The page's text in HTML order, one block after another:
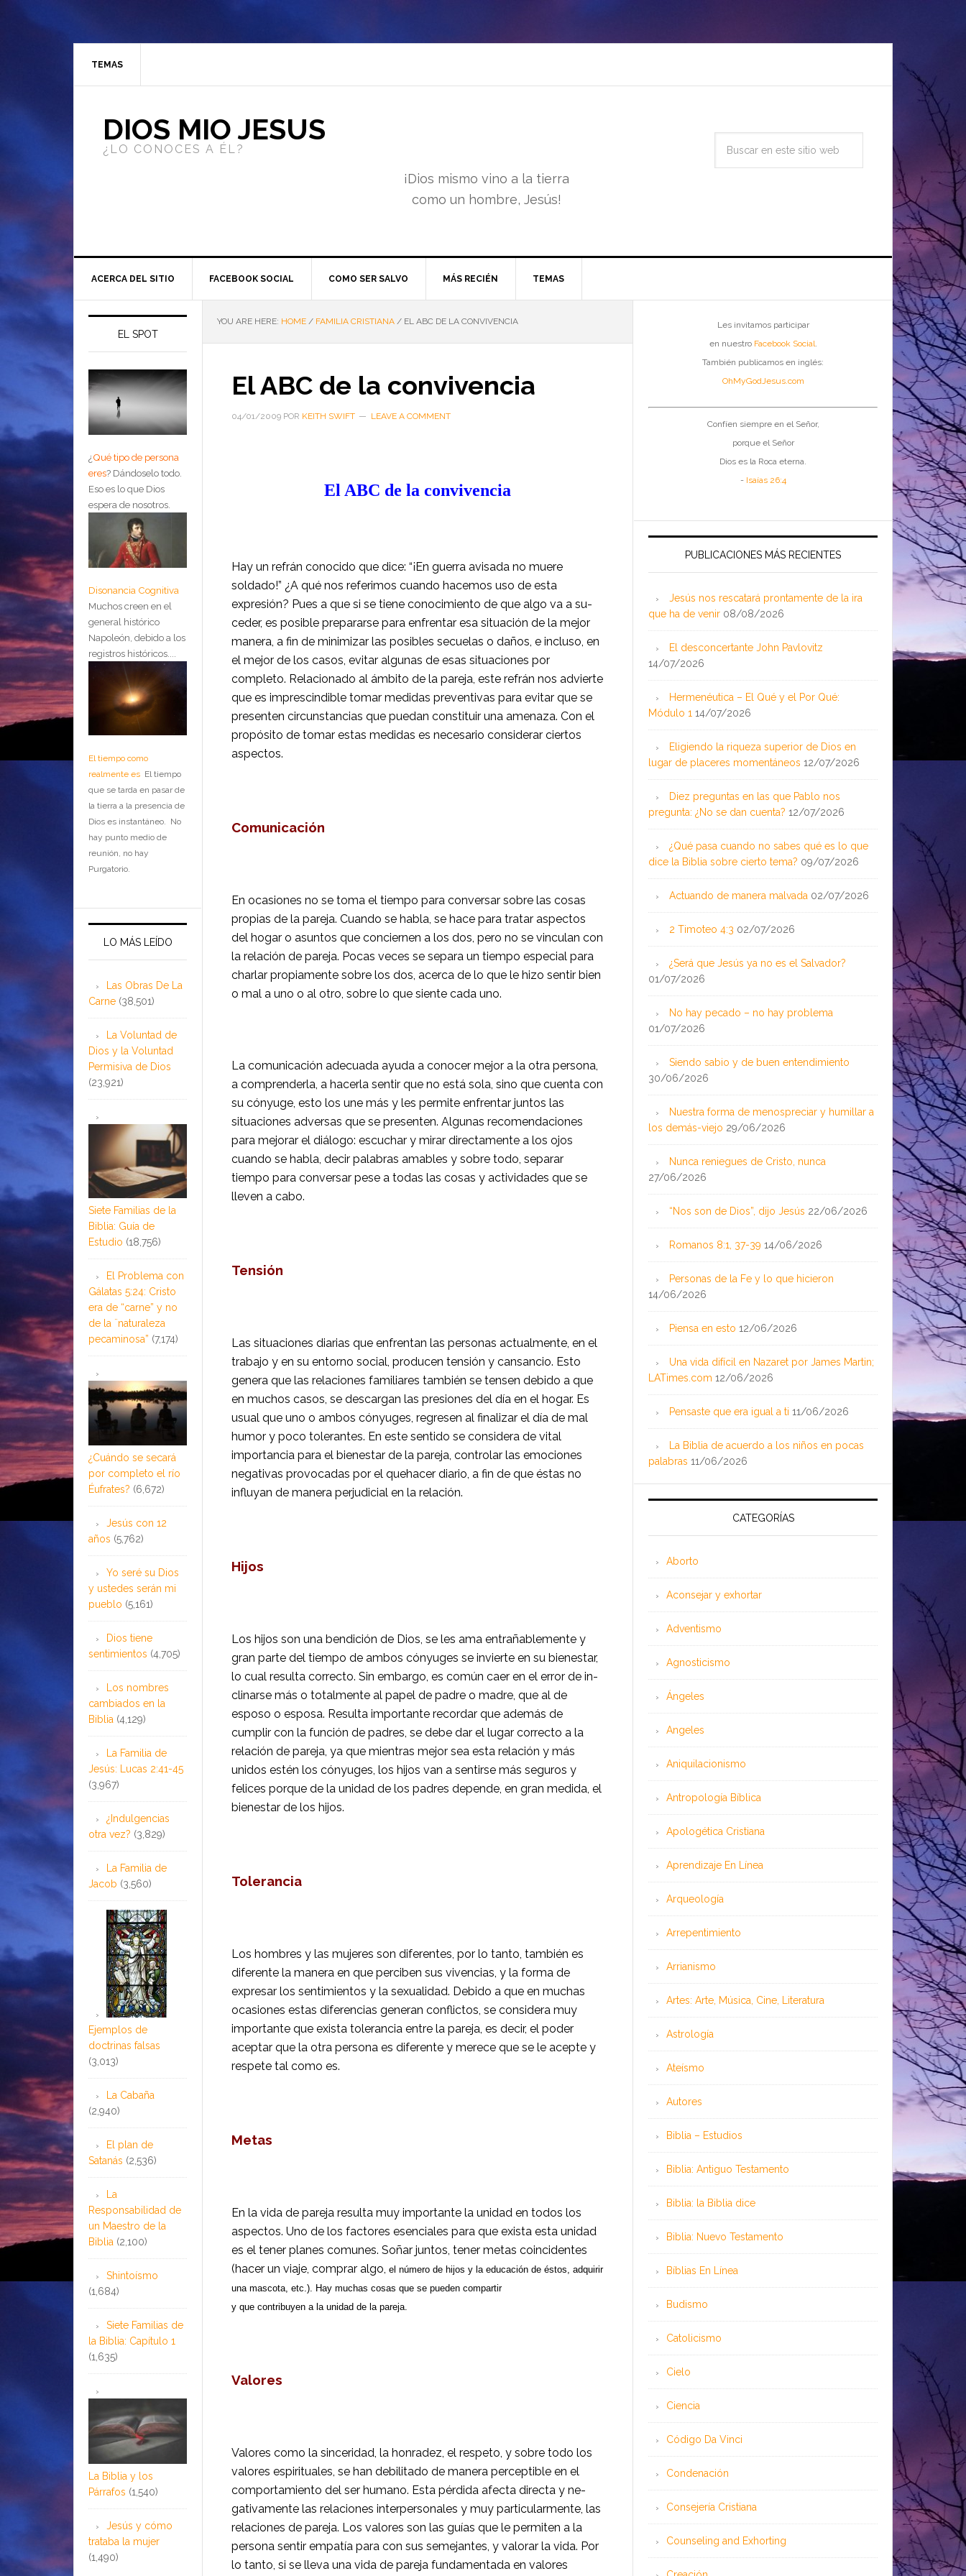
TEMAS
DIOS MIO JESUS
¿LO CONOCES A ÉL?
¡Dios mismo vino a la tierra
como un hombre, Jesús!
ACERCA DEL SITIO FACEBOOK SOCIAL COMO SER SALVO MÁS RECIÉN TEMAS
YOU ARE HERE: HOME / FAMILIA CRISTIANA / EL ABC DE LA CONVIVENCIA
El ABC de la convivencia
04/01/2009 POR KEITH SWIFT LEAVE A COMMENT
El ABC de la convivencia
Hay un refrán conocido que dice: “¡En guerra avisada no muere
soldado!” ¿A qué nos referimos cuando hace­mos uso de esta
expresión? Pues a que si se tiene conocimiento de que algo va a su­
ceder, es posible prepararse para enfrentar esa situación de la mejor
manera, a fin de minimizar las posibles secuelas o daños, e incluso, en
el mejor de los casos, evitar al­gunas de esas situaciones por
completo. Relacionado al ámbito de la pareja, este refrán nos advierte
que es imprescindible tomar medidas preventivas para evitar que se
presenten circunstancias que puedan constituir una amenaza. Con el
propósito de tomar estas medidas es necesario considerar ciertos
aspectos.
Comunicación
En ocasiones no se toma el tiempo para conversar sobre las cosas
propias de la pareja. Cuando se habla, se hace para tratar aspectos
del hogar o asuntos que concier­nen a los dos, pero no se vinculan con
la relación de pareja. Pocas veces se separa un tiempo especial para
charlar propiamen­te sobre los dos, acerca de lo que le hizo sentir bien
o mal a uno o al otro, sobre lo que siente cada uno.
La comunicación adecuada ayuda a co­nocer mejor a la otra persona,
a compren­derla, a hacerla sentir que no está sola, sino que cuenta con
su cónyuge, esto los une más y les permite enfrentar juntos las
situaciones adversas que se presenten. Algunas recomendaciones
para mejorar el diálogo: escuchar y mirar directamente a los ojos
cuando se habla, decir palabras amables y sobre todo, separar
tiempo para conversar pese a todas las cosas y activi­dades que se
lleven a cabo.
Tensión
Las situaciones diarias que enfrentan las personas actualmente, en el
trabajo y en su entorno social, producen tensión y cansancio. Esto
genera que las relaciones familiares también se tensen debido a que
en muchos casos, se descargan las presio­nes del día en el hogar. Es
usual que uno o ambos cónyuges, regresen al finalizar el día de mal
humor y poco tolerantes. En este sentido se considera de vital
importancia para el bienestar de la pareja, controlar las emociones
negativas provocadas por el quehacer diario, a fin de que éstas no
influ­yan de manera perjudicial en la relación.
Hijos
Los hijos son una bendición de Dios, se les ama entrañablemente y
gran parte del tiempo de ambos cónyuges se invierte en su bienestar,
lo cual resulta correcto. Sin embargo, es común caer en el error de in­
clinarse más o totalmente al papel de padre o madre, que al de
esposo o esposa. Re­sulta importante recordar que además de
cumplir con la función de padres, se debe dar el lugar correcto a la
relación de pareja, ya que mientras mejor sea esta relación y más
unidos estén los cónyuges, los hijos van a sentirse más seguros y
felices por­que de la unidad de los padres depende, en gran medida, el
bienestar de los hijos.
Tolerancia
Los hombres y las mujeres son diferen­tes, por lo tanto, también es
diferente la manera en que perciben sus vivencias, y la forma de
expresar los sentimientos y la sexualidad. Debido a que en muchas
ocasiones estas diferencias generan con­flictos, se considera muy
importante que exista tolerancia entre la pareja, es decir, el poder
aceptar que la otra persona es dife­rente y merece que se le acepte y
respete tal como es.
Metas
En la vida de pareja resulta muy impor­tante la unidad en todos los
aspec­tos. Uno de los factores esenciales para que exista esta unidad
es el tener planes comunes. Soñar juntos, tener metas coin­cidentes
(hacer un viaje, comprar algo, el número de hijos y la educación de és­tos, adquirir
una mascota, etc.). Hay mu­chas cosas que se pueden compartir
y que contribuyen a la unidad de la pareja.
Valores
Valores como la sinceridad, la honradez, el respeto, y sobre todo los
valores espirituales, se han debilitado de manera perceptible en el
comportamiento del ser humano. Esta pérdida afecta directa y ne­
gativamente las relaciones interpersonales y muy particularmente, las
relaciones de pareja. Los valores son las guías que le permiten a la
persona sentir empatía para con sus semejantes, y valorar la vida. Por
lo tanto, si se lleva una vida de pareja funda­mentada en valores
Les invitamos participar
en nuestro Facebook Social.
También publicamos en inglés:
OhMyGodJesus.com
Confíen siempre en el Señor,
porque el Señor
Dios es la Roca eterna.
- Isaías 26:4
PUBLICACIONES MÁS RECIENTES
Jesús nos rescatará prontamente de la ira
que ha de venir 08/08/2026
El desconcertante John Pavlovitz
14/07/2026
Hermenéutica – El Qué y el Por Qué:
Módulo 1 14/07/2026
Eligiendo la riqueza superior de Dios en
lugar de placeres momentáneos 12/07/2026
Diez preguntas en las que Pablo nos
pregunta: ¿No se dan cuenta? 12/07/2026
¿Qué pasa cuando no sabes qué es lo que
dice la Biblia sobre cierto tema? 09/07/2026
Actuando de manera malvada 02/07/2026
2 Timoteo 4:3 02/07/2026
¿Será que Jesús ya no es el Salvador?
01/07/2026
No hay pecado – no hay problema
01/07/2026
Siendo sabio y de buen entendimiento
30/06/2026
Nuestra forma de menospreciar y humillar a
los demás-viejo 29/06/2026
Nunca reniegues de Cristo, nunca
27/06/2026
“Nos son de Dios”, dijo Jesús 22/06/2026
Romanos 8:1, 37-39 14/06/2026
Personas de la Fe y lo que hicieron
14/06/2026
Piensa en esto 12/06/2026
Una vida difícil en Nazaret por James Martin;
LATimes.com 12/06/2026
Pensaste que era igual a ti 11/06/2026
La Biblia de acuerdo a los niños en pocas
palabras 11/06/2026
CATEGORÍAS
Aborto
Aconsejar y exhortar
Adventismo
Agnosticismo
Ángeles
Angeles
Aniquilacionismo
Antropología Bíblica
Apologética Cristiana
Aprendizaje En Línea
Arqueología
Arrepentimiento
Arrianismo
Artes: Arte, Música, Cine, Literatura
Astrología
Ateísmo
Autores
Biblia – Estudios
Biblia: Antiguo Testamento
Biblia: la Biblia dice
Biblia: Nuevo Testamento
Bíblias En Línea
Budismo
Catolicismo
Cielo
Ciencia
Código Da Vinci
Condenación
Consejería Cristiana
Counseling and Exhorting
EL SPOT
¿Qué tipo de persona
eres? Dándoselo todo.
Eso es lo que Dios
espera de nosotros.
Disonancia Cognitiva
Muchos creen en el
general histórico
Napoleón, debido a los
registros históricos....
El tiempo como
realmente es El tiempo
que se tarda en pasar de
la tierra a la presencia de
Dios es instantáneo. No
hay punto medio de
reunión, no hay
Purgatorio.
LO MÁS LEÍDO
Las Obras De La
Carne (38,501)
La Voluntad de
Dios y la Voluntad
Permisiva de Dios
(23,921)
Siete Familias de la
Biblia: Guía de
Estudio (18,756)
El Problema con
Gálatas 5:24: Cristo
era de “carne” y no
de la ¨naturaleza
pecaminosa” (7,174)
¿Cuándo se secará
por completo el río
Éufrates? (6,672)
Jesús con 12
años (5,762)
Yo seré su Dios
y ustedes serán mi
pueblo (5,161)
Dios tiene
sentimientos (4,705)
Los nombres
cambiados en la
Biblia (4,129)
La Familia de
Jesús: Lucas 2:41-45
(3,967)
¿Indulgencias
otra vez? (3,829)
La Familia de
Jacob (3,560)
Ejemplos de
doctrinas falsas
(3,013)
La Cabaña
(2,940)
El plan de
Satanás (2,536)
La
Responsabilidad de
un Maestro de la
Biblia (2,100)
Shintoísmo
(1,684)
Siete Familias de
la Biblia: Capítulo 1
(1,635)
La Biblia y los
Párrafos (1,540)
Jesús y cómo
trataba la mujer
(1,490)